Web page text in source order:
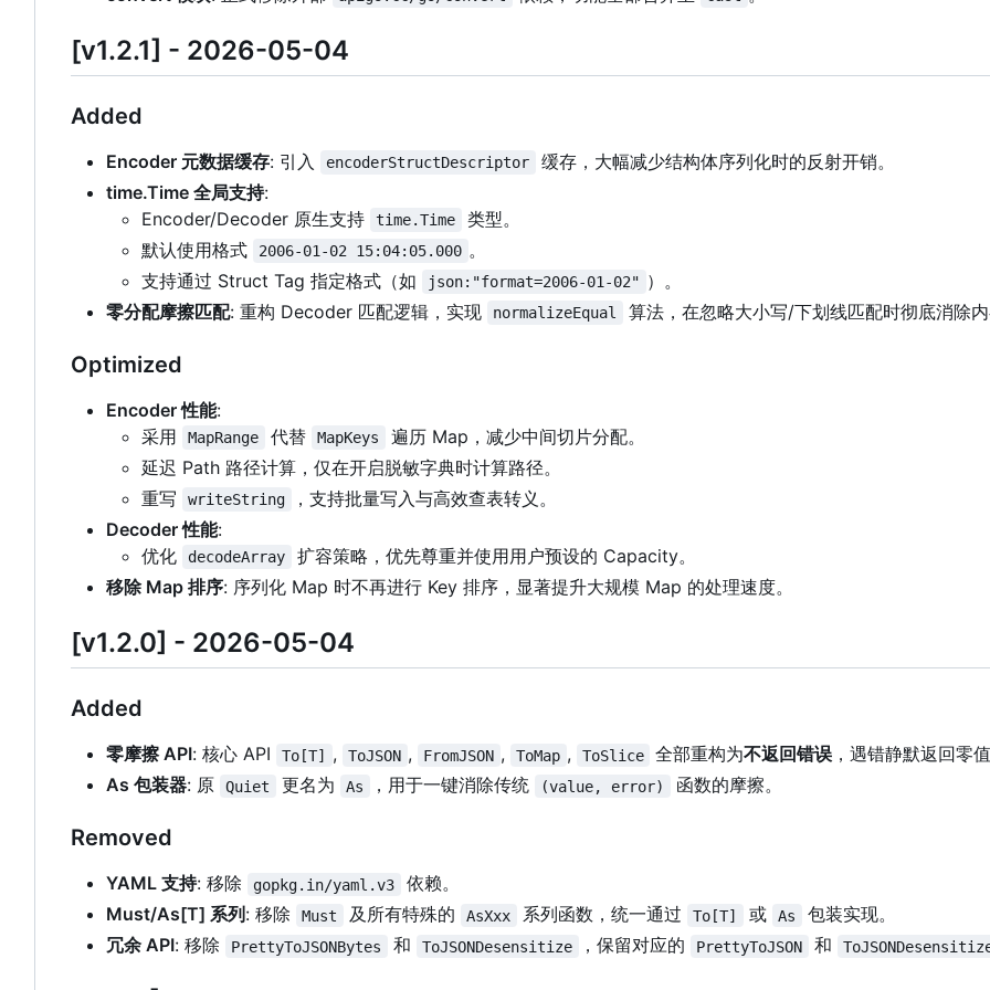
[v1.2.1] - 2026-05-04
Added
Encoder 元数据缓存: 引入 encoderStructDescriptor
缓存，大幅减少结构体序列化时的反射开销。
time.Time 全局支持:
Encoder/Decoder 原生支持
time.Time
类型。
默认使用格式
2006-01-02 15:04:05.000 。
支持通过 Struct Tag 指定格式（如
json:"format=2006-01-02" ）。
零分配摩擦匹配: 重构 Decoder 匹配逻辑，实现 normalizeEqual 算法，在忽略大小写/下划线匹配时彻底消除
Optimized
Encoder 性能:
采用
MapRange 代替 MapKeys 遍历 Map ， 减少中间切片分配。
延迟 Path 路径计算，仅在开启脱敏字典时计算路径。
重写
writeString
，支持批量写入与高效查表转义。
Decoder 性能:
优化
decodeArray
扩容策略，优先尊重并使用用户预设的 Capacity。
移除 Map 排序: 序列化 Map 时不再进行 Key 排序，显著提升大规模 Map 的处理速度。
[v1.2.0] - 2026-05-04
Added
零摩擦 API: 核心 API To[T] , ToJSON , FromJSON , ToMap , ToSlice 全部重构为不返回错误 ，遇错静默返回零
As 包装器: 原 Quiet 更名为 As ，用于一键消除传统 (value, error) 函数的摩擦。
Removed
YAML 支持: 移除 gopkg.in/yaml.v3
依赖。
Must/As[T] 系列 : 移除 Must 及所有特殊的 AsXxx 系列函数，统一通过 To[T] 或 As
包装实现。
冗余 API: 移除 PrettyToJSONBytes 和 ToJSONDesensitize ，保留对应的 PrettyToJSON 和